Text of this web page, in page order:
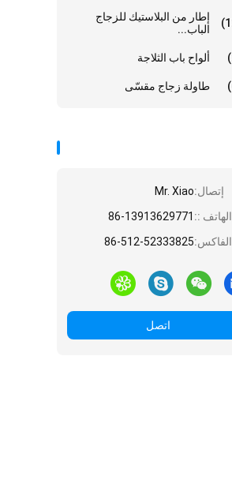
إطار من البلاستيك للزجاج
الباب...
ألواح باب الثلاجة
طاولة زجاج مقسّى
إتصال:Mr. Xiao
الهاتف :: 86-13913629771
الفاكس:86-512-52333825
اتصل